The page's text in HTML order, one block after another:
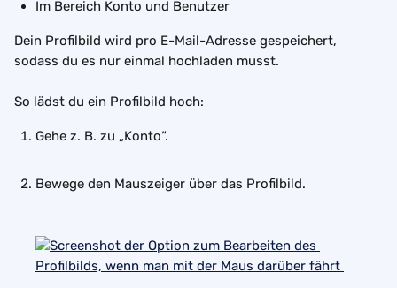
Im Bereich Konto und Benutzer
Dein Profilbild wird pro E-Mail-Adresse gespeichert,
sodass du es nur einmal hochladen musst.
So lädst du ein Profilbild hoch:
Gehe z. B. zu „Konto“.
Bewege den Mauszeiger über das Profilbild.